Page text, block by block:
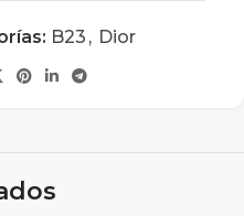
B23 , Dior